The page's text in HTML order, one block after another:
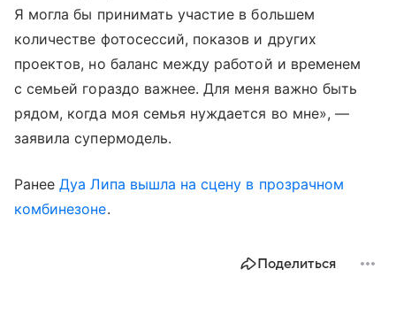
Я могла бы принимать участие в большем
количестве фотосессий, показов и других
проектов, но баланс между работой и временем
с семьей гораздо важнее. Для меня важно быть
рядом, когда моя семья нуждается во мне», —
заявила супермодель.
РанееДуа Липа вышла на сцену в прозрачном
комбинезоне.
Поделиться